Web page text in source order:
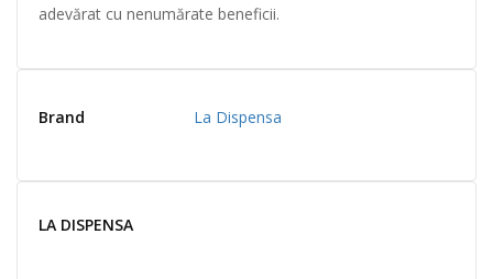
adevărat cu nenumărate beneficii.
Brand La Dispensa
LA DISPENSA